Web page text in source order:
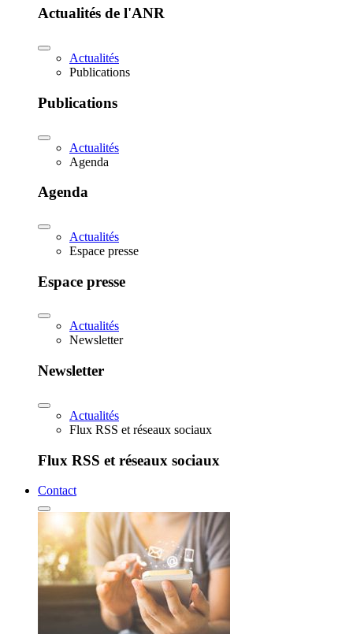
Actualités de l'ANR
Actualités
Publications
Publications
Actualités
Agenda
Agenda
Actualités
Espace presse
Espace presse
Actualités
Newsletter
Newsletter
Actualités
Flux RSS et réseaux sociaux
Flux RSS et réseaux sociaux
Contact